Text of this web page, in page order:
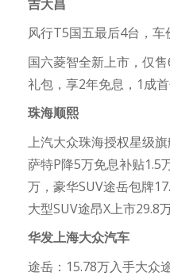
吉大昌
风行T5国五最后4台，车
国六菱智全新上市，仅
礼包，享2年免息，1成
珠海顺熙
上汽大众珠海授权星级
萨特P降5万免息补贴1.5
万，豪华SUV途岳包牌
大型SUV途昂X上市29.8
华发上海大众汽车
途岳：15.78万入手大众